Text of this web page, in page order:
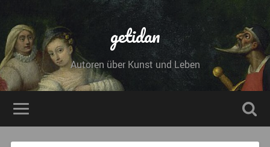
getidan
Autoren über Kunst und Leben